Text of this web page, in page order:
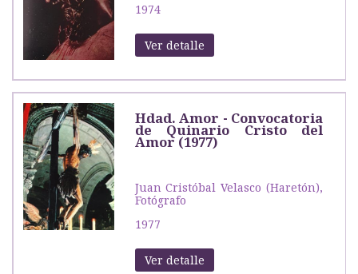
1974
Ver detalle
Hdad. Amor - Convocatoria
de Quinario Cristo del
Amor (1977)
Juan Cristóbal Velasco (Haretón),
Fotógrafo
1977
Ver detalle